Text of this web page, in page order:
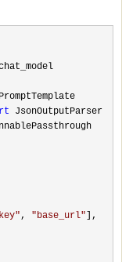
", "base_url" ],